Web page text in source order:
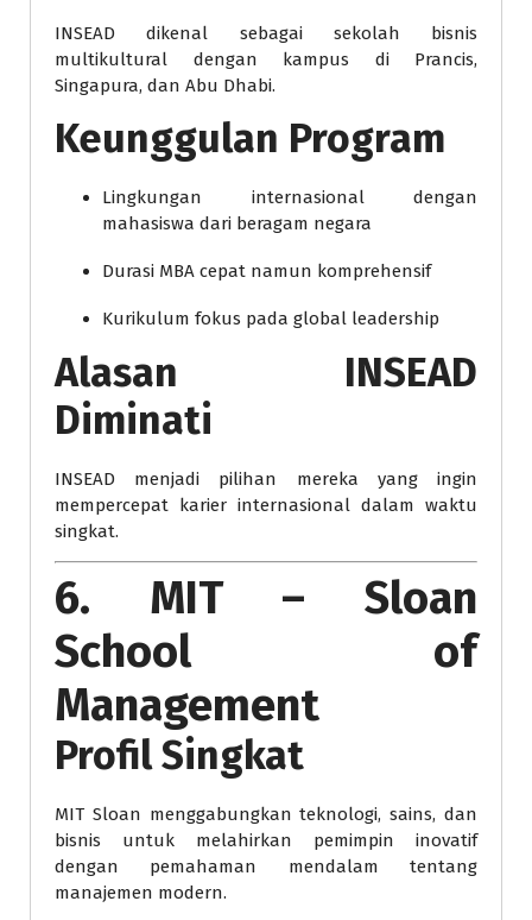
INSEAD dikenal sebagai sekolah bisnis
multikultural dengan kampus di Prancis,
Singapura, dan Abu Dhabi.
Keunggulan Program
Lingkungan internasional dengan
mahasiswa dari beragam negara
Durasi MBA cepat namun komprehensif
Kurikulum fokus pada global leadership
Alasan INSEAD
Diminati
INSEAD menjadi pilihan mereka yang ingin
mempercepat karier internasional dalam waktu
singkat.
6. MIT – Sloan
School of
Management
Profil Singkat
MIT Sloan menggabungkan teknologi, sains, dan
bisnis untuk melahirkan pemimpin inovatif
dengan pemahaman mendalam tentang
manajemen modern.